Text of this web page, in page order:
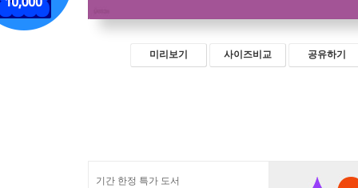
미리보기 사이즈비교 공유하기
기간 한정 특가 도서